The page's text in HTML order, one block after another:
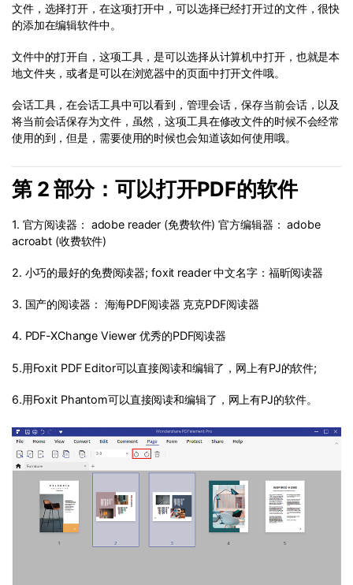
文件，选择打开，在这项打开中，可以选择已经打开过的文件，很快
的添加在编辑软件中。
文件中的打开自，这项工具，是可以选择从计算机中打开，也就是本
地文件夹，或者是可以在浏览器中的页面中打开文件哦。
会话工具，在会话工具中可以看到，管理会话，保存当前会话，以及
将当前会话保存为文件，虽然，这项工具在修改文件的时候不会经常
使用的到，但是，需要使用的时候也会知道该如何使用哦。
第 2 部分：可以打开PDF的软件
1. 官方阅读器： adobe reader (免费软件) 官方编辑器： adobe
acroabt (收费软件)
2. 小巧的最好的免费阅读器; foxit reader 中文名字：福昕阅读器
3. 国产的阅读器： 海海PDF阅读器 克克PDF阅读器
4. PDF-XChange Viewer 优秀的PDF阅读器
5.用Foxit PDF Editor可以直接阅读和编辑了，网上有PJ的软件;
6.用Foxit Phantom可以直接阅读和编辑了，网上有PJ的软件。